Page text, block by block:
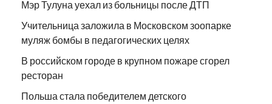
Мэр Тулуна уехал из больницы после ДТП
Учительница заложила в Московском зоопарке
муляж бомбы в педагогических целях
В российском городе в крупном пожаре сгорел
ресторан
Польша стала победителем детского